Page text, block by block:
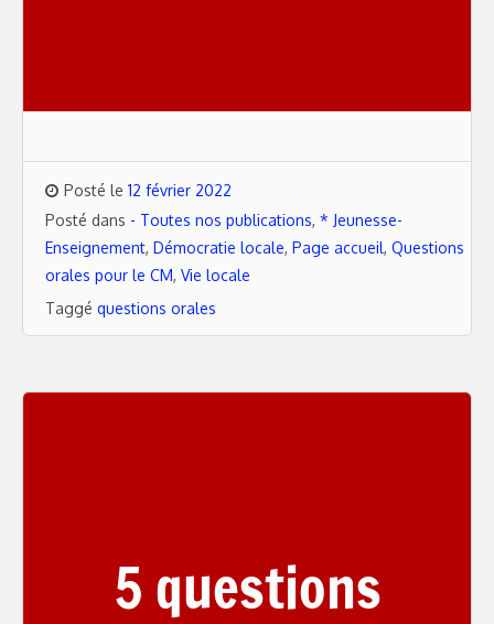
Posté le 12 février 2022
Posté dans - Toutes nos publications, * Jeunesse-
Enseignement, Démocratie locale, Page accueil, Questions
orales pour le CM, Vie locale
Taggé questions orales
5 questions